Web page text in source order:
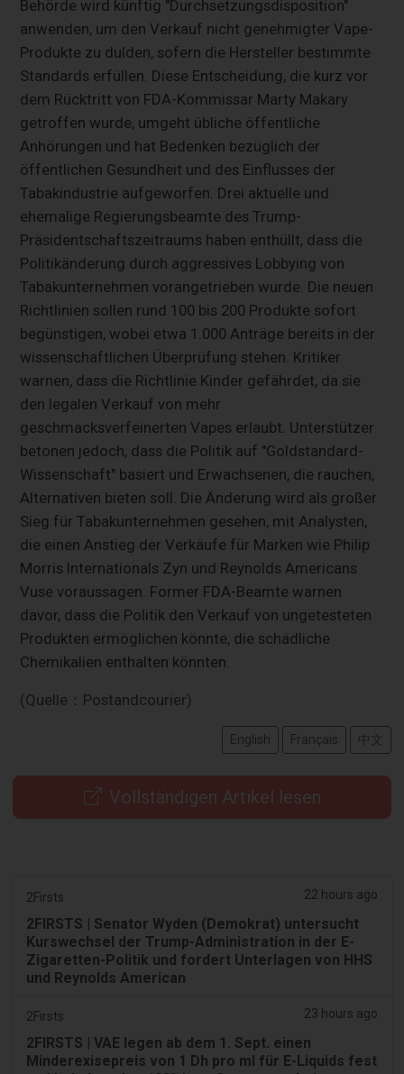
Behörde wird künftig "Durchsetzungsdisposition"
anwenden, um den Verkauf nicht genehmigter Vape-
Produkte zu dulden, sofern die Hersteller bestimmte
Standards erfüllen. Diese Entscheidung, die kurz vor
dem Rücktritt von FDA-Kommissar Marty Makary
getroffen wurde, umgeht übliche öffentliche
Anhörungen und hat Bedenken bezüglich der
öffentlichen Gesundheit und des Einflusses der
Tabakindustrie aufgeworfen. Drei aktuelle und
ehemalige Regierungsbeamte des Trump-
Präsidentschaftszeitraums haben enthüllt, dass die
Politikänderung durch aggressives Lobbying von
Tabakunternehmen vorangetrieben wurde. Die neuen
Richtlinien sollen rund 100 bis 200 Produkte sofort
begünstigen, wobei etwa 1.000 Anträge bereits in der
wissenschaftlichen Überprüfung stehen. Kritiker
warnen, dass die Richtlinie Kinder gefährdet, da sie
den legalen Verkauf von mehr
geschmacksverfeinerten Vapes erlaubt. Unterstützer
betonen jedoch, dass die Politik auf "Goldstandard-
Wissenschaft" basiert und Erwachsenen, die rauchen,
Alternativen bieten soll. Die Änderung wird als großer
Sieg für Tabakunternehmen gesehen, mit Analysten,
die einen Anstieg der Verkäufe für Marken wie Philip
Morris Internationals Zyn und Reynolds Americans
Vuse voraussagen. Former FDA-Beamte warnen
davor, dass die Politik den Verkauf von ungetesteten
Produkten ermöglichen könnte, die schädliche
Chemikalien enthalten könnten.
(Quelle：Postandcourier)
English Français 中文
Vollständigen Artikel lesen
2Firsts 22 hours ago
2FIRSTS | Senator Wyden (Demokrat) untersucht
Kurswechsel der Trump-Administration in der E-
Zigaretten-Politik und fordert Unterlagen von HHS
und Reynolds American
2Firsts 23 hours ago
2FIRSTS | VAE legen ab dem 1. Sept. einen
Minderexisepreis von 1 Dh pro ml für E-Liquids fest